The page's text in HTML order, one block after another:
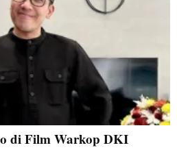
di Film Warkop DKI